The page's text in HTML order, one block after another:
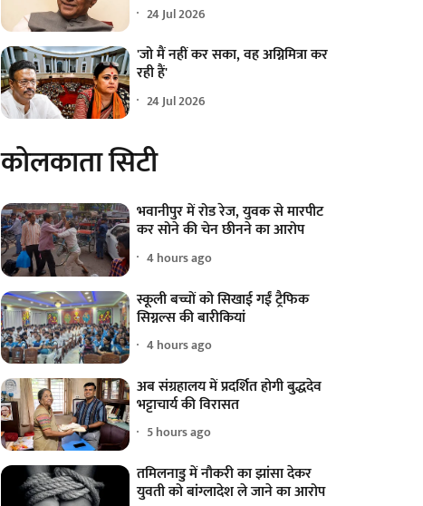
24 Jul 2026
'जो मैं नहीं कर सका, वह अग्निमित्रा कर
रही हैं'
24 Jul 2026
कोलकाता सिटी
भवानीपुर में रोड रेज, युवक से मारपीट
कर सोने की चेन छीनने का आरोप
4 hours ago
स्कूली बच्चों को सिखाई गईं ट्रैफिक
सिग्नल्स की बारीकियां
4 hours ago
अब संग्रहालय में प्रदर्शित होगी बुद्धदेव
भट्टाचार्य की विरासत
5 hours ago
तमिलनाडु में नौकरी का झांसा देकर
युवती को बांग्लादेश ले जाने का आरोप